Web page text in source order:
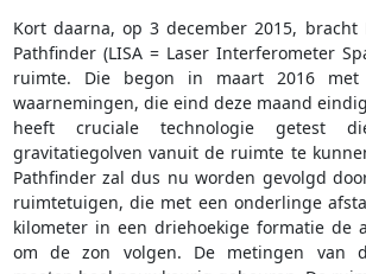
Kort daarna, op 3 december 2015, bracht
Pathfinder (LISA = Laser Interferometer
ruimte. Die begon in maart 2016 met
waarnemingen, die eind deze maand
heeft cruciale technologie getest
gravitatiegolven vanuit de ruimte te
Pathfinder zal dus nu worden gevolgd
ruimtetuigen, die met een onderlinge
kilometer in een driehoekige formatie de
om de zon volgen. De metingen van